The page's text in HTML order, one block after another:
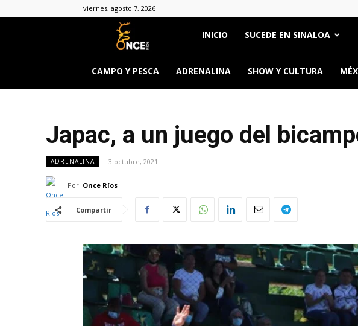
viernes, agosto 7, 2026
Once
Ríos
INICIO SUCEDE EN SINALOA
CAMPO Y PESCA ADRENALINA SHOW Y CULTURA
Japac, a un juego del
ADRENALINA 3 octubre, 2021
Por: Once Ríos
Compartir